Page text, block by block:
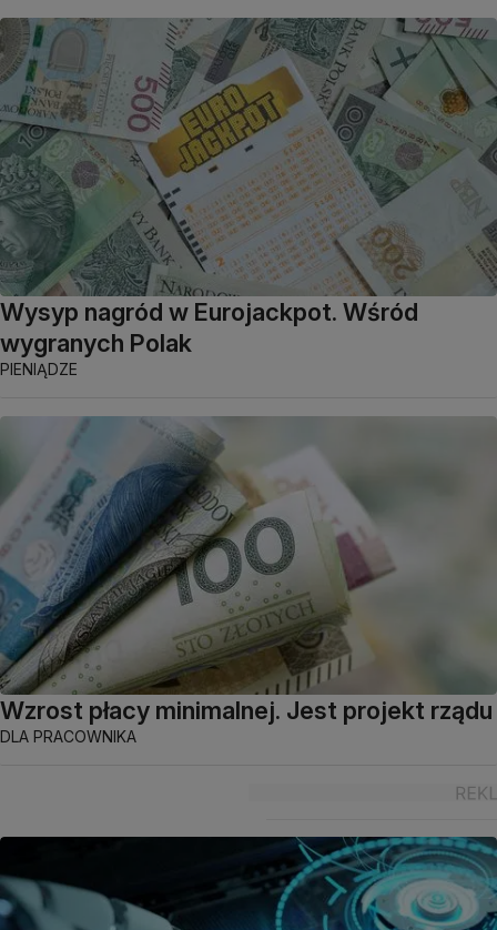
Wysyp nagród w Eurojackpot. Wśród
wygranych Polak
PIENIĄDZE
Wzrost płacy minimalnej. Jest projekt rządu
DLA PRACOWNIKA